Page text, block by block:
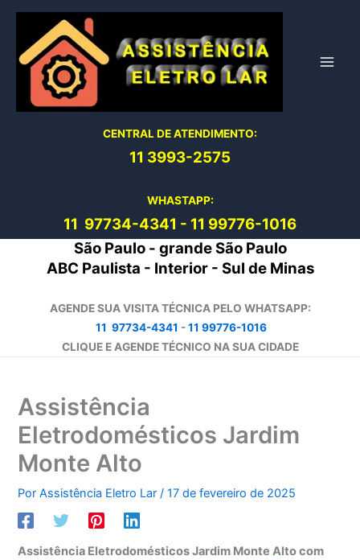
conteúdo
CENTRAL DE ATENDIMENTO:
11 3993-2575
WHASTAPP:
11 97734-4341 - 11 99776-1016
São Paulo - grande São Paulo
ABC Paulista - Interior - Sul de Minas
AGENDE SUA VISITA TÉCNICA PELO WHATSAPP:
11 97734-4341 -11 99776-1016
CLIQUE E AGENDE TÉCNICO NA SUA CIDADE
Assistência
Eletrodomésticos Jardim
Monte Alto
PorAssistência Eletro Lar/17 de fevereiro de 2025
Assistência Eletrodomésticos Jardim Monte Alto com